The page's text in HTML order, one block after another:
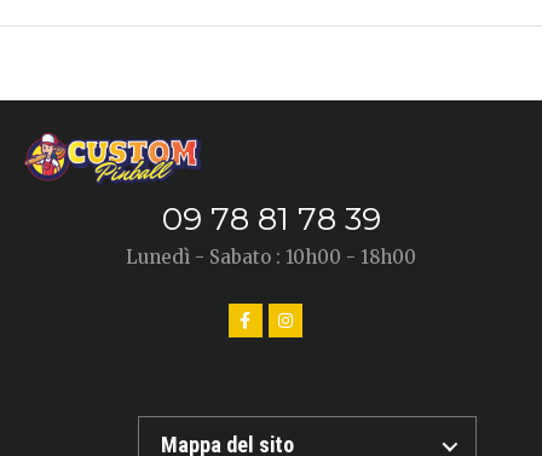
09 78 81 78 39
Lunedì - Sabato : 10h00 - 18h00
Mappa del sito